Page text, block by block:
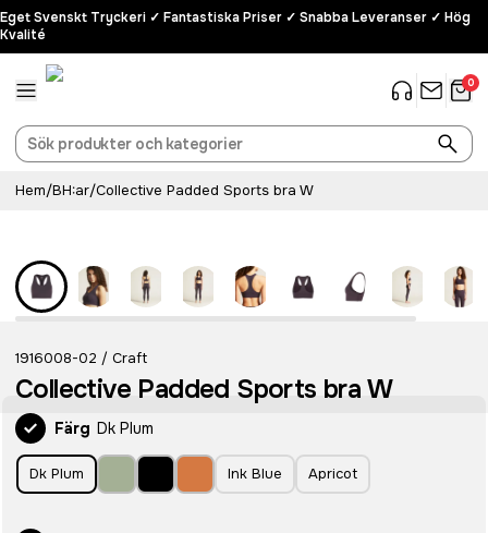
Eget Svenskt Tryckeri ✓ Fantastiska Priser ✓ Snabba Leveranser ✓ Hög
Kvalité
0
Hem/BH:ar/Collective Padded Sports bra W
1916008-02 / Craft
Collective Padded Sports bra W
Färg Dk Plum
Dk Plum Ink Blue Apricot